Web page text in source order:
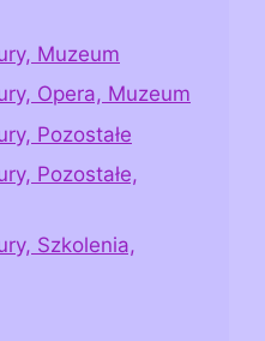
Muzeum
Opera, Muzeum
Pozostałe
Pozostałe,
Szkolenia,